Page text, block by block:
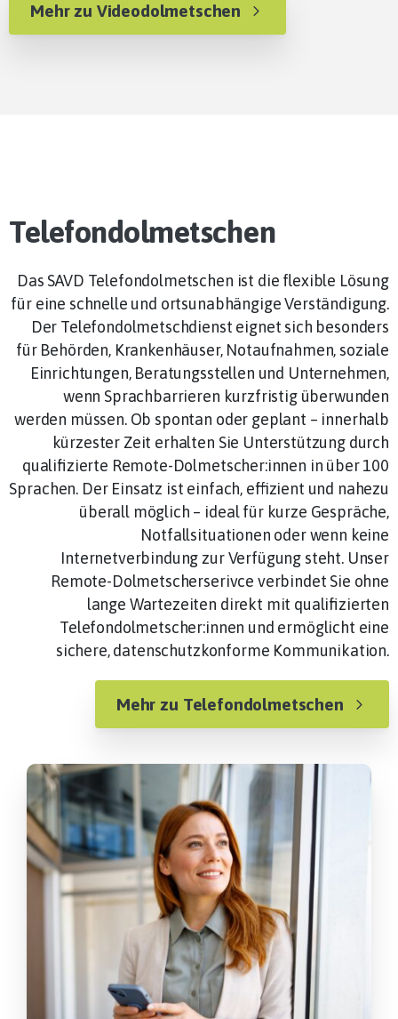
Mehr zu Videodolmetschen
Telefondolmetschen
Das SAVD Telefondolmetschen ist die flexible Lösung
für eine schnelle und ortsunabhängige Verständigung.
Der Telefondolmetschdienst eignet sich besonders
für Behörden, Krankenhäuser, Notaufnahmen, soziale
Einrichtungen, Beratungsstellen und Unternehmen,
wenn Sprachbarrieren kurzfristig überwunden
werden müssen. Ob spontan oder geplant – innerhalb
kürzester Zeit erhalten Sie Unterstützung durch
qualifizierte Remote-Dolmetscher:innen in über 100
Sprachen. Der Einsatz ist einfach, effizient und nahezu
überall möglich – ideal für kurze Gespräche,
Notfallsituationen oder wenn keine
Internetverbindung zur Verfügung steht. Unser
Remote-Dolmetscherserivce verbindet Sie ohne
lange Wartezeiten direkt mit qualifizierten
Telefondolmetscher:innen und ermöglicht eine
sichere, datenschutzkonforme Kommunikation.
Mehr zu Telefondolmetschen